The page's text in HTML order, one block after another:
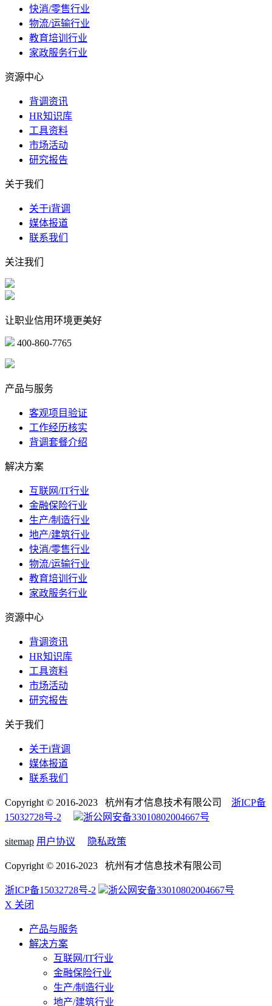
快消/零售行业
物流/运输行业
教育培训行业
家政服务行业
资源中心
背调资讯
HR知识库
工具资料
市场活动
研究报告
关于我们
关于i背调
媒体报道
联系我们
关注我们
让职业信用环境更美好
400-860-7765
产品与服务
客观项目验证
工作经历核实
背调套餐介绍
解决方案
互联网/IT行业
金融保险行业
生产/制造行业
地产/建筑行业
快消/零售行业
物流/运输行业
教育培训行业
家政服务行业
资源中心
背调资讯
HR知识库
工具资料
市场活动
研究报告
关于我们
关于i背调
媒体报道
联系我们
Copyright © 2016-2023 杭州有才信息技术有限公司 浙ICP备
15032728号-2
浙公网安备33010802004667号
sitemap 用户协议 隐私政策
Copyright © 2016-2023 杭州有才信息技术有限公司
浙ICP备15032728号-2
浙公网安备33010802004667号
X 关闭
产品与服务
解决方案
互联网/IT行业
金融保险行业
生产/制造行业
地产/建筑行业